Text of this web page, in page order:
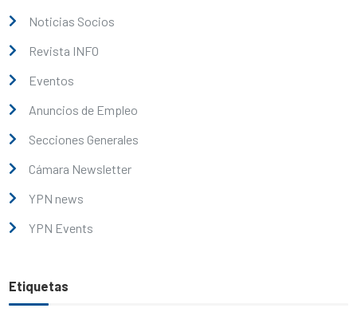
Noticias Socios
Revista INFO
Eventos
Anuncios de Empleo
Secciones Generales
Cámara Newsletter
YPN news
YPN Events
Etiquetas